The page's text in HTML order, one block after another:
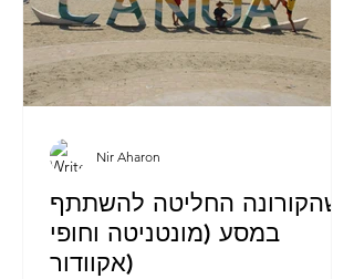
כשהקורונה החליטה להשתתף
במסע (מונטניטה וחופי
אקוודור)
Nir Aharon